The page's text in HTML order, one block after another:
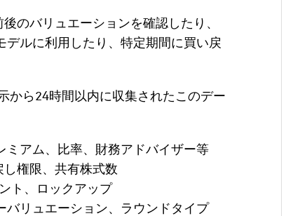
のバリュエーションを確認したり、
ルに利用したり、特定期間に買い戻
から24時間以内に収集されたこのデー
ミアム、比率、財務アドバイザー等
権限、共有株式数
ト、ロックアップ
バリュエーション、ラウンドタイプ